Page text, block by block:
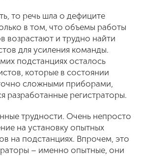
то речь шла о дефиците
в том, что объемы работы
возрастают и трудно найти
для усиления команды.
подстанциях осталось
которые в состоянии
сложными приборами,
разработанные регистраторы.
трудности. Очень непросто
на установку опытных
на подстанциях. Впрочем, это
– именно опытные, они